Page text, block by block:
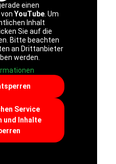
einen
YouTube. Um
Inhalt
Sie auf die
Bitte beachten
an Drittanbieter
werden.
Service
und Inhalte